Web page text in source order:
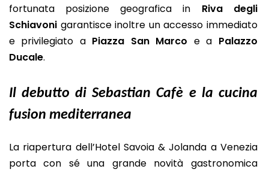
fortunata posizione geografica in Riva degli
Schiavoni garantisce inoltre un accesso immediato
e privilegiato a Piazza San Marco e a Palazzo
Ducale.
Il debutto di Sebastian Cafè e la cucina
fusion mediterranea
La riapertura dell’Hotel Savoia & Jolanda a Venezia
porta con sé una grande novità gastronomica